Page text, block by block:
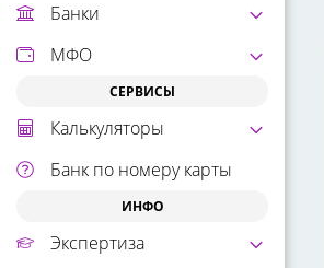
Банки
МФО
СЕРВИСЫ
Калькуляторы
Банк по номеру карты
ИНФО
Экспертиза